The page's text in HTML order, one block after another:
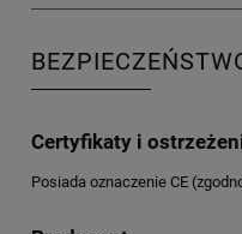
Certyfikaty i
Posiada oznaczenie CE